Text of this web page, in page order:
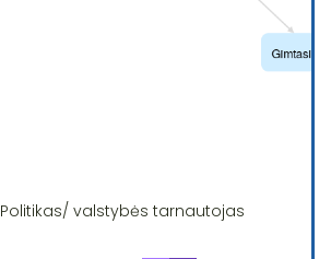
Politikas/ valstybės tarnautojas